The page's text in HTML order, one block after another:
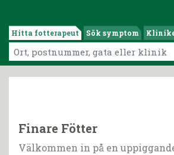
Hitta fotterapeut Sök symptom
Finare Fötter
Välkommen in på en